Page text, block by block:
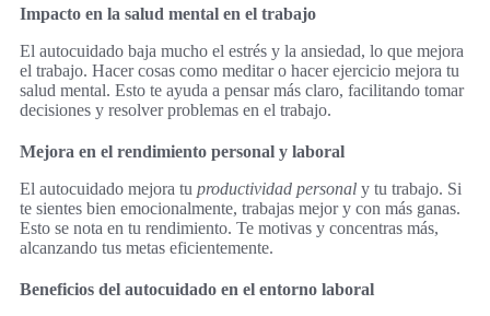
Impacto en la salud mental en el trabajo
El autocuidado baja mucho el estrés y la ansiedad, lo que mejora
el trabajo. Hacer cosas como meditar o hacer ejercicio mejora tu
salud mental. Esto te ayuda a pensar más claro, facilitando tomar
decisiones y resolver problemas en el trabajo.
Mejora en el rendimiento personal y laboral
El autocuidado mejora tu productividad personal y tu trabajo. Si
te sientes bien emocionalmente, trabajas mejor y con más ganas.
Esto se nota en tu rendimiento. Te motivas y concentras más,
alcanzando tus metas eficientemente.
Beneficios del autocuidado en el entorno laboral